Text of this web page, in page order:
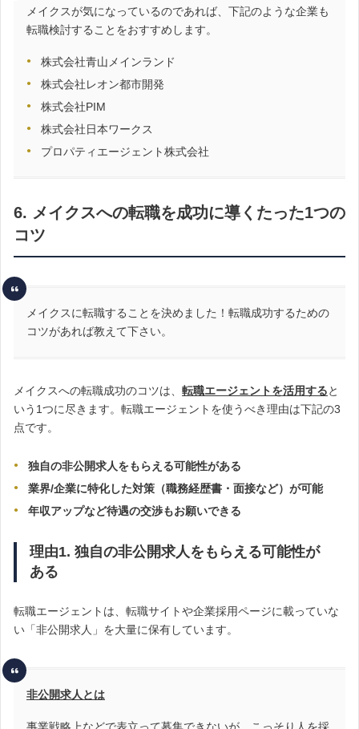
メイクスが気になっているのであれば、下記のような企業も
転職検討することをおすすめします。
株式会社青山メインランド
株式会社レオン都市開発
株式会社PIM
株式会社日本ワークス
プロパティエージェント株式会社
6. メイクスへの転職を成功に導くたった1つの
コツ
メイクスに転職することを決めました！転職成功するための
コツがあれば教えて下さい。
メイクスへの転職成功のコツは、 転職エージェントを活用すると
いう1つに尽きます。転職エージェントを使うべき理由は下記の3
点です。
独自の非公開求人をもらえる可能性がある
業界/企業に特化した対策（職務経歴書・面接など）が可能
年収アップなど待遇の交渉もお願いできる
理由1. 独自の非公開求人をもらえる可能性が
ある
転職エージェントは、転職サイトや企業採用ページに載っていな
い「非公開求人」を大量に保有しています。
非公開求人とは